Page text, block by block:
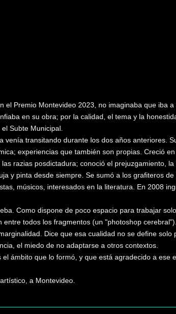
Premio Montevideo 2023, no imaginaba que iba
en su obra; por la calidad, el tema y la
Subte Municipal.
venía transitando durante los dos años anteriores.
experiencias que también son propias. Creció
razias posdictadura; conoció el prejuzgamiento, la
y pinta desde siempre. Se sumó a los grafiteros de
músicos, interesados en la literatura. En 2008
Como dispone de poco espacio para trabajar
todos los fragmentos (un "photoshop cerebral").
Dice que esa cualidad no se define solo
el miedo de no adaptarse a otros contextos.
ámbito que lo formó, y que está agradecido a ese
a Montevideo.